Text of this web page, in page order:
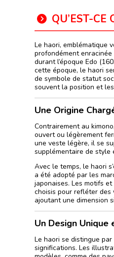
QU’EST-
Le haori, emblématique
profondément
durant l’époque Edo
cette époque, le haori
de symbole de statut
souvent la position et
Une Origine
Contrairement au
ouvert ou légèrement
une veste légère, il se
supplémentaire de style
Avec le temps, le haori
a été adopté par les
japonaises. Les motifs
choisis pour refléter des
ajoutant une dimension
Un Design
Le haori se distingue
significations. Les